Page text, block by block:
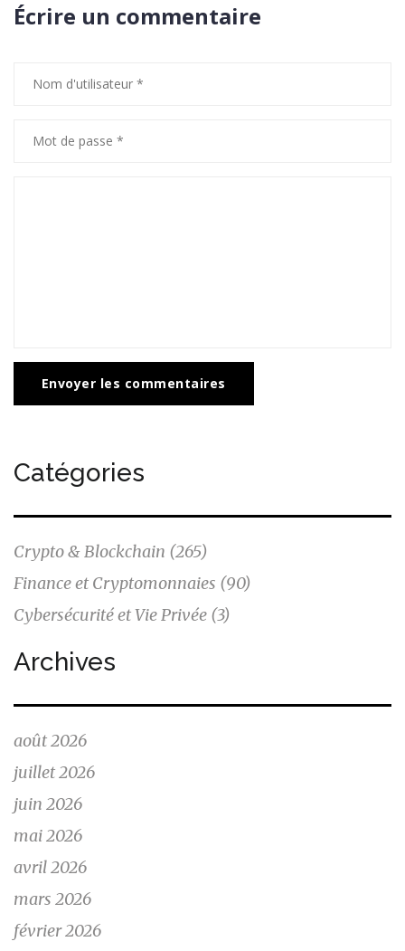
Écrire un commentaire
Envoyer les commentaires
Catégories
Crypto & Blockchain (265)
Finance et Cryptomonnaies (90)
Cybersécurité et Vie Privée (3)
Archives
août 2026
juillet 2026
juin 2026
mai 2026
avril 2026
mars 2026
février 2026